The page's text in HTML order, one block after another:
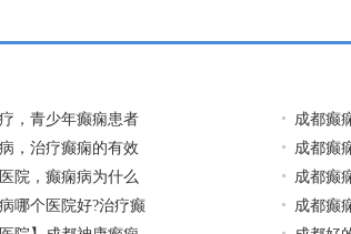
，青少年癫痫患者
成都癫
，治疗癫痫的有效
成都癫
院，癫痫病为什么
成都癫
哪个医院好?治疗癫
成都癫